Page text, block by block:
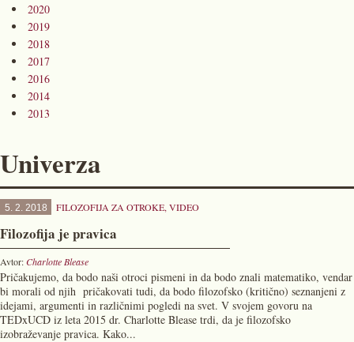
2020
2019
2018
2017
2016
2014
2013
Univerza
5. 2. 2018 FILOZOFIJA ZA OTROKE, VIDEO
Filozofija je pravica
Avtor:Charlotte Blease
Pričakujemo, da bodo naši otroci pismeni in da bodo znali matematiko, vendar
bi morali od njih pričakovati tudi, da bodo filozofsko (kritično) seznanjeni z
idejami, argumenti in različnimi pogledi na svet. V svojem govoru na
TEDxUCD iz leta 2015 dr. Charlotte Blease trdi, da je filozofsko
izobraževanje pravica. Kako...